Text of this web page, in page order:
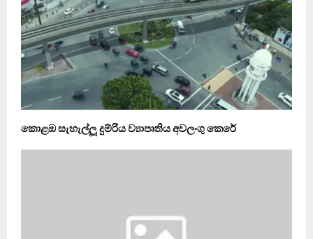
කොළඹ සැහැල්ලූ දුම්රිය ව්‍යාපෘතිය අවලංගු කෙරේ